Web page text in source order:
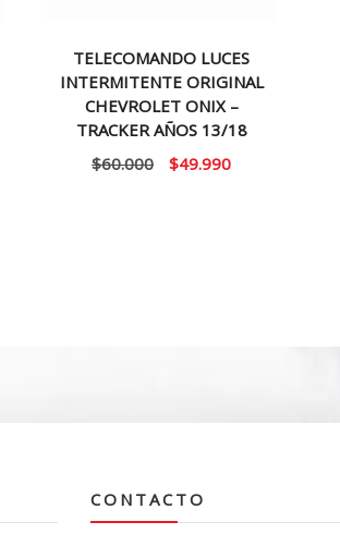
TELECOMANDO LUCES
INTERMITENTE ORIGINAL
CHEVROLET ONIX –
TRACKER AÑOS 13/18
$60.000
El
$49.990El
CONTACTO